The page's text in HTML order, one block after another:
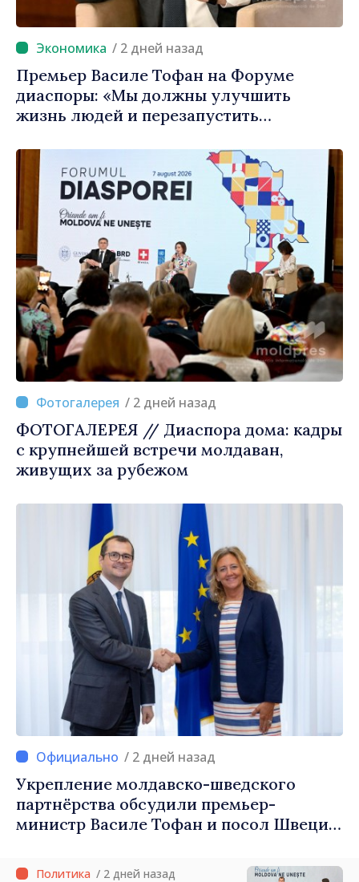
/ 2 дней назад
Премьер Василе Тофан на Форуме
диаспоры: «Мы должны улучшить
жизнь людей и перезапустить
/ 2 дней назад
ФОТОГАЛЕРЕЯ // Диаспора дома: кадры
с крупнейшей встречи молдаван,
живущих за рубежом
/ 2 дней назад
Укрепление молдавско-шведского
партнёрства обсудили премьер-
министр Василе Тофан и посол Швеции
/ 2 дней назад